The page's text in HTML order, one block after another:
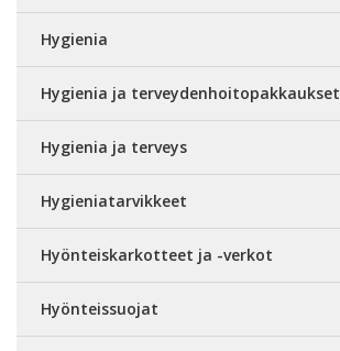
Hygienia
Hygienia ja terveydenhoitopakkaukset
Hygienia ja terveys
Hygieniatarvikkeet
Hyönteiskarkotteet ja -verkot
Hyönteissuojat